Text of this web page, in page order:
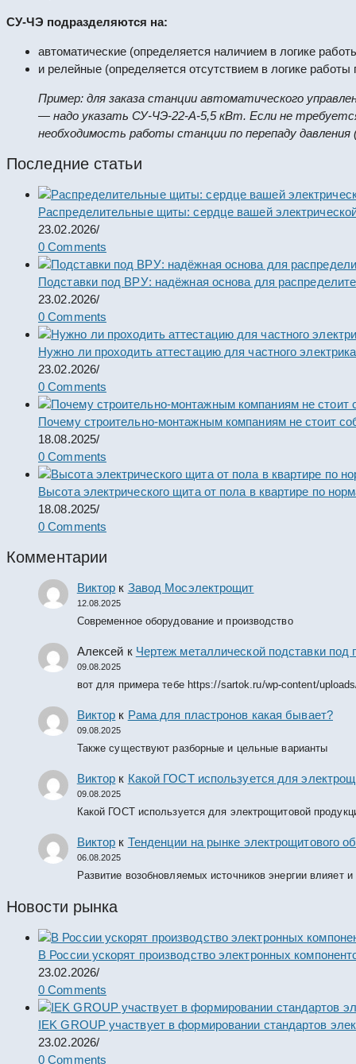
СУ-ЧЭ подразделяются на:
автоматические (определяется наличием в логике
и релейные (определяется отсутствием в логике
Пример: для заказа станции автоматического
— надо указать СУ-ЧЭ-22-А-5,5 кВт. Если не
необходимость работы станции по перепаду давления
Последние статьи
Распределительные щиты: сердце вашей
23.02.2026/
0 Comments
Подставки под ВРУ: надёжная основа для
23.02.2026/
0 Comments
Нужно ли проходить аттестацию для частного
23.02.2026/
0 Comments
Почему строительно-монтажным компаниям не стоит
18.08.2025/
0 Comments
Высота электрического щита от пола в квартире по
18.08.2025/
0 Comments
Комментарии
Виктор к Завод Мосэлектрощит
12.08.2025
Современное оборудование и производство
Алексей к Чертеж металлической подставки
09.08.2025
вот для примера тебе https://sartok.ru/wp-content/
Виктор к Рама для пластронов какая бывает?
09.08.2025
Также существуют разборные и цельные варианты
Виктор к Какой ГОСТ используется для
09.08.2025
Какой ГОСТ используется для электрощитовой
Виктор к Тенденции на рынке электрощитового
06.08.2025
Развитие возобновляемых источников энергии влияет
Новости рынка
В России ускорят производство электронных
23.02.2026/
0 Comments
IEK GROUP участвует в формировании стандартов
23.02.2026/
0 Comments